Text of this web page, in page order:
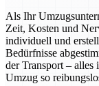
Als Ihr
Zeit, Kosten und
individuell und
Bedürfnisse
der Transport –
Umzug so